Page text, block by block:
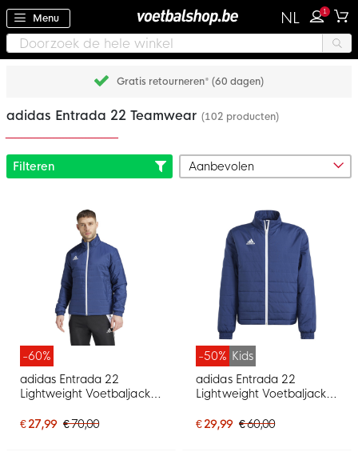
Menu NL 1
Gratis retourneren* (60 dagen)
adidas Entrada 22 Teamwear (102 producten)
Filteren
-60%
adidas Entrada 22
Lightweight Voetbaljack
€ 27,99 € 70,00
-50% Kids
adidas Entrada 22
Lightweight Voetbaljack
€ 29,99 € 60,00